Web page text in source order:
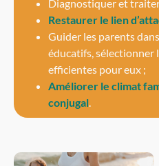
Diagnostiquer et
Restaurer le lien
Guider les parents
éducatifs, sélectionner
efficientes pour eux ;
Améliorer le climat
conjugal